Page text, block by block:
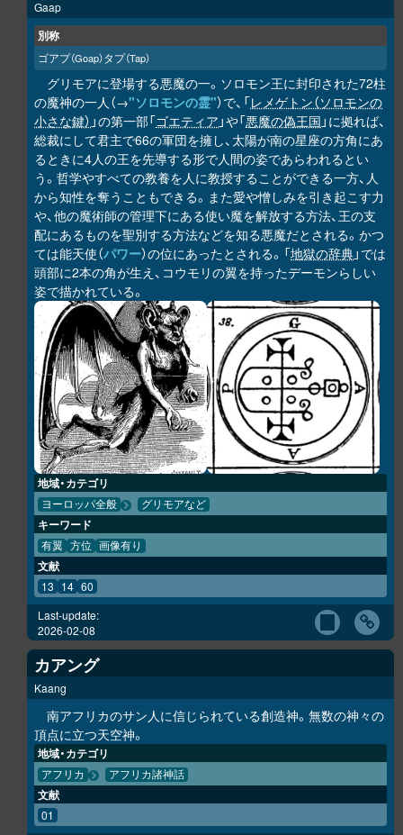
Gaap
別称
ゴアプ（Goap）タプ（Tap）
グリモアに登場する悪魔の一。ソロモン王に封印された72柱
の魔神の一人（→"ソロモンの霊"）で、「レメゲトン（ソロモンの
小さな鍵） 」の第一部「ゴエティア 」や「悪魔の偽王国 」に拠れば、
総裁にして君主で66の軍団を擁し、太陽が南の星座の方角にあ
るときに4人の王を先導する形で人間の姿であらわれるとい
う。哲学やすべての教養を人に教授することができる一方、人
から知性を奪うこともできる。また愛や憎しみを引き起こす力
や、他の魔術師の管理下にある使い魔を解放する方法、王の支
配にあるものを聖別する方法などを知る悪魔だとされる。かつ
ては能天使（パワー）の位にあったとされる。「地獄の辞典」では
頭部に2本の角が生え、コウモリの翼を持ったデーモンらしい
姿で描かれている。
地域・カテゴリ
ヨーロッパ全般 グリモアなど
キーワード
有翼 方位 画像有り
文献
13 14 60
Last-update:
2026-02-08
カアング
Kaang
南アフリカのサン人に信じられている創造神。無数の神々の
頂点に立つ天空神。
地域・カテゴリ
アフリカ アフリカ諸神話
文献
01